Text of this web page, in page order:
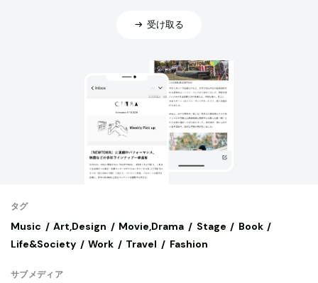
受け取る
タグ
Music Art,Design Movie,Drama Stage
Book
Life&Society
Work Travel Fashion
サブメディア